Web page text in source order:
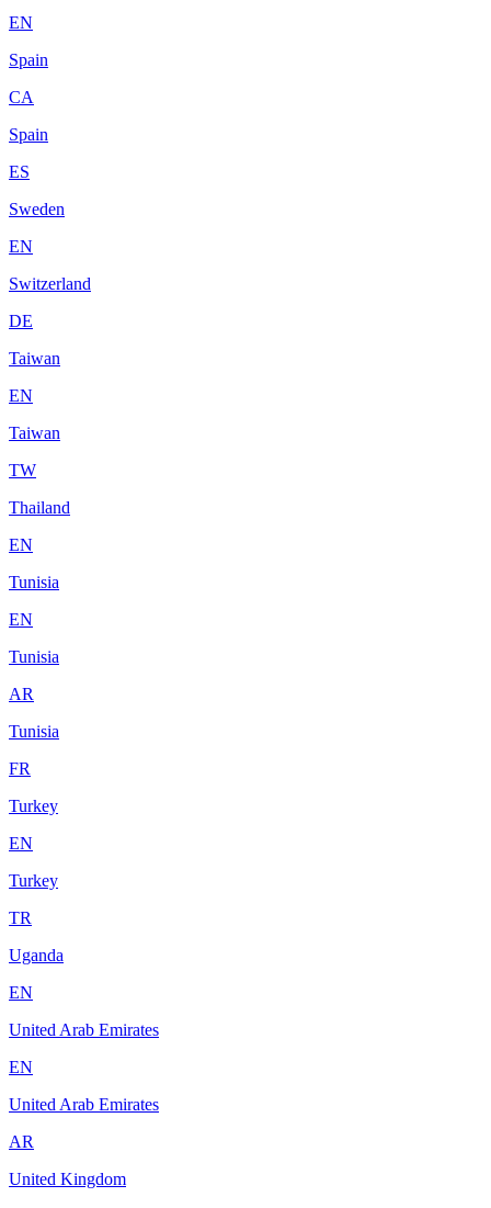
EN
Spain
CA
Spain
ES
Sweden
EN
Switzerland
DE
Taiwan
EN
Taiwan
TW
Thailand
EN
Tunisia
EN
Tunisia
AR
Tunisia
FR
Turkey
EN
Turkey
TR
Uganda
EN
United Arab Emirates
EN
United Arab Emirates
AR
United Kingdom